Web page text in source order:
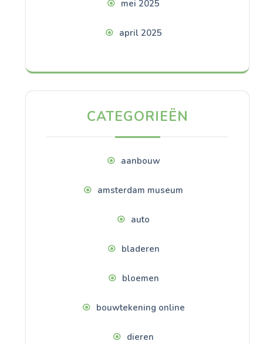
mei 2025
april 2025
CATEGORIEËN
aanbouw
amsterdam museum
auto
bladeren
bloemen
bouwtekening online
dieren